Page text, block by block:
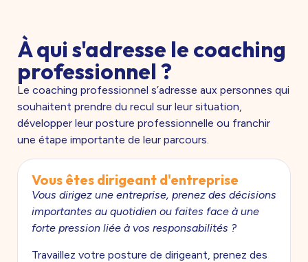
À qui s'adresse le coaching
professionnel ?
Le coaching professionnel s’adresse aux personnes qui
souhaitent prendre du recul sur leur situation,
développer leur posture professionnelle ou franchir
une étape importante de leur parcours.
Vous êtes dirigeant d'entreprise
Vous dirigez une entreprise, prenez des décisions
importantes au quotidien ou faites face à une
forte pression liée à vos responsabilités ?
Travaillez votre posture de dirigeant, prenez des